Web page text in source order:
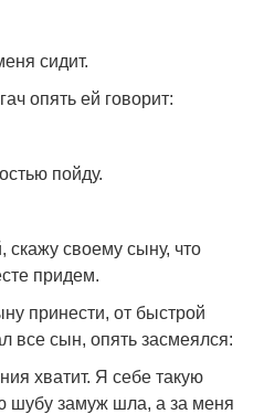
сидит.
опять ей говорит:
пойду.
скажу своему сыну, что
придем.
принести, от быстрой
все сын, опять засмеялся:
хватит. Я себе такую
шубу замуж шла, а за меня